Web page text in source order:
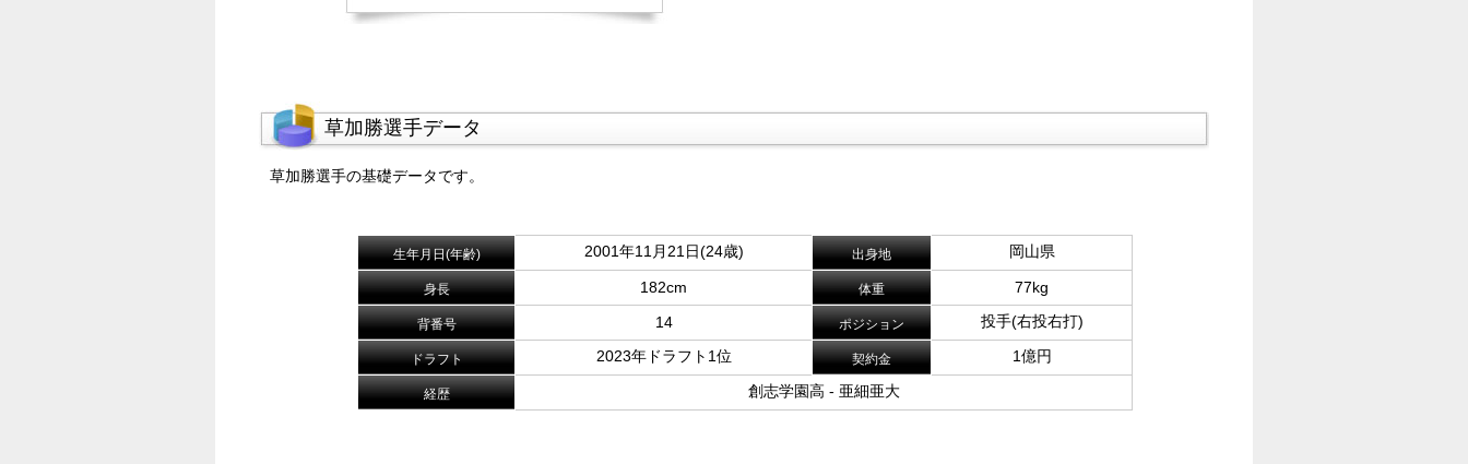
草加勝選手データ
草加勝選手の基礎データです。
生年月日(年齢) 2001年11月21日(24歳) 出身地 岡山県
身長 182cm 体重 77kg
背番号 14 ポジション 投手(右投右打)
ドラフト 2023年ドラフト1位 契約金 1億円
経歴 創志学園高 - 亜細亜大